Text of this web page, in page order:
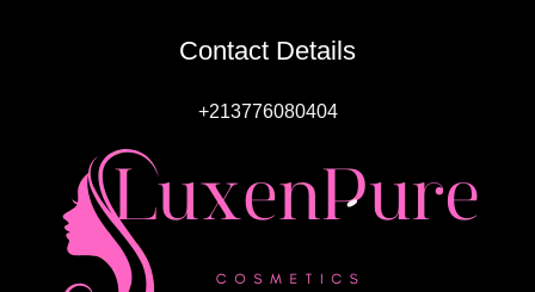
Contact Details
+213776080404